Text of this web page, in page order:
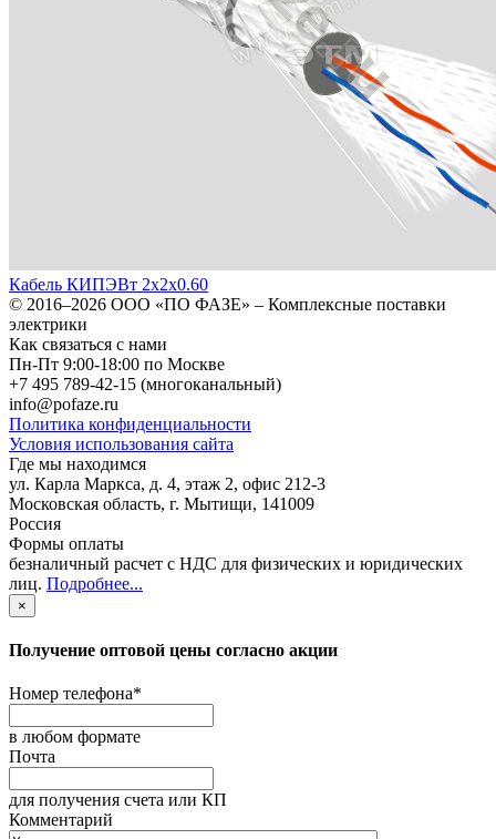
Кабель КИПЭВт 2х2х0.60
© 2016–2026 ООО «ПО ФАЗЕ» – Комплексные поставки
электрики
Как связаться с нами
Пн-Пт 9:00-18:00 по Москве
+7 495 789-42-15 (многоканальный)
info@pofaze.ru
Политика конфиденциальности
Условия использования сайта
Где мы находимся
ул. Карла Маркса, д. 4, этаж 2, офис 212-3
Московская область, г. Мытищи, 141009
Россия
Формы оплаты
безналичный расчет с НДС для физических и юридических
лиц. Подробнее...
×
Получение оптовой цены согласно акции
Номер телефона*
в любом формате
Почта
для получения счета или КП
Комментарий